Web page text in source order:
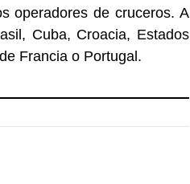
operadores de cruceros. A
Cuba, Croacia, Estados
Francia o Portugal.